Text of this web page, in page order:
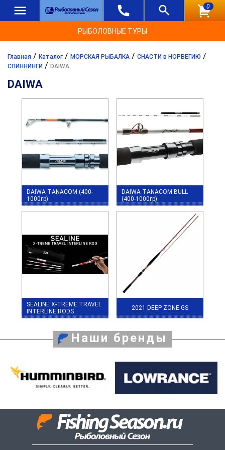
0
РЫБОЛОВНЫЕ ТУРЫ
Главная / Каталог / МОРСКАЯ РЫБАЛКА / СНАСТИ в НОРВЕГИЮ /
СПИННИНГИ / DAIWA
DAIWA
DAIWA TANACOM (400-
1000гр)
DAIWA TANACOM BULL
(400-1000гр)
SEALINE X-TREME TRAVEL
INTERLINE RODS
2021 DEEP ZONE GS
Наши бренды